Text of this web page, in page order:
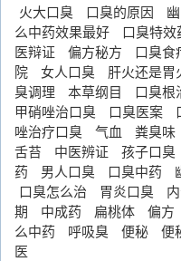
火大口臭 口臭的原因
么中药效果最好
口臭特效
医辩证
偏方秘方 口臭食
院
女人口臭 肝火还是胃
臭调理
本草纲目 口臭根
甲硝唑治口臭
口臭医案
唑治疗口臭
气血 粪臭味
舌苔
中医辨证 孩子口臭
药
男人口臭 口臭中药
口臭怎么治
胃炎口臭
期
中成药 扁桃体 偏方
么中药
呼吸臭 便秘 便
医